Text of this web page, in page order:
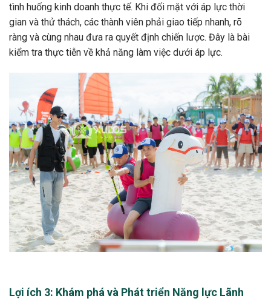
tình huống kinh doanh thực tế. Khi đối mặt với áp lực thời
gian và thử thách, các thành viên phải giao tiếp nhanh, rõ
ràng và cùng nhau đưa ra quyết định chiến lược. Đây là bài
kiểm tra thực tiễn về khả năng làm việc dưới áp lực.
Lợi ích 3: Khám phá và Phát triển Năng lực Lãnh